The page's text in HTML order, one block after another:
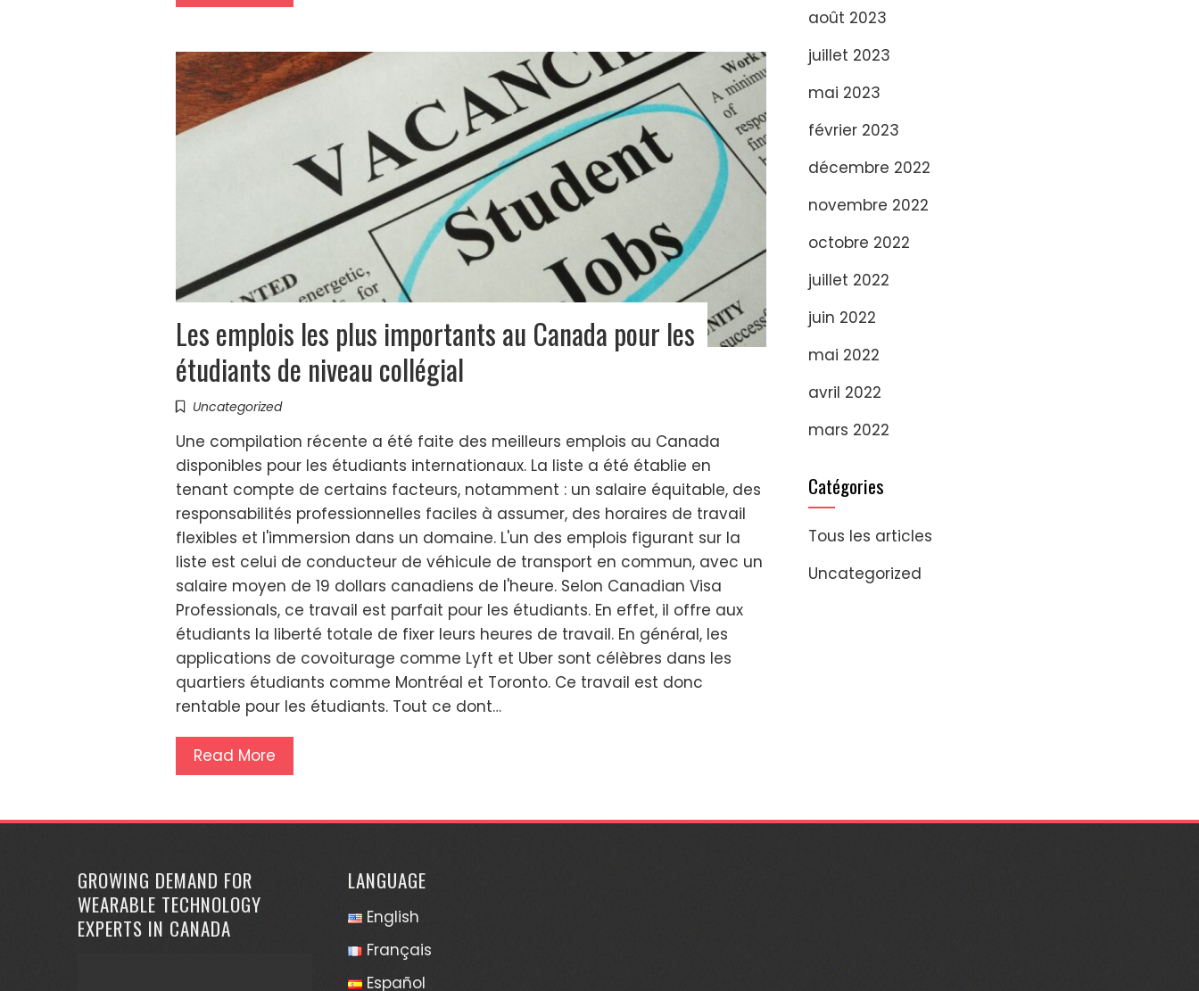
Les emplois les plus importants au Canada pour les
étudiants de niveau collégial
Uncategorized
Une compilation récente a été faite des meilleurs emplois au Canada
disponibles pour les étudiants internationaux. La liste a été établie en
tenant compte de certains facteurs, notamment : un salaire équitable, des
responsabilités professionnelles faciles à assumer, des horaires de travail
flexibles et l'immersion dans un domaine. L'un des emplois figurant sur la
liste est celui de conducteur de véhicule de transport en commun, avec un
salaire moyen de 19 dollars canadiens de l'heure. Selon Canadian Visa
Professionals, ce travail est parfait pour les étudiants. En effet, il offre aux
étudiants la liberté totale de fixer leurs heures de travail. En général, les
applications de covoiturage comme Lyft et Uber sont célèbres dans les
quartiers étudiants comme Montréal et Toronto. Ce travail est donc
rentable pour les étudiants. Tout ce dont…
Read More
août 2023
juillet 2023
mai 2023
février 2023
décembre 2022
novembre 2022
octobre 2022
juillet 2022
juin 2022
mai 2022
avril 2022
mars 2022
Catégories
Tous les articles
Uncategorized
GROWING DEMAND FOR
WEARABLE TECHNOLOGY
EXPERTS IN CANADA
LANGUAGE
English
Français
Español